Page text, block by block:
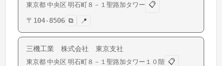
東京都 中央区 明石町 ８－１聖路加タワー 📋
〒 104-8506 ⧉ 📍
三機工業 株式会社 東京支社
東京都 中央区 明石町 ８－１聖路加タワー１０階 📋